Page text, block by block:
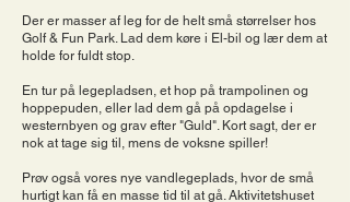
Der er masser af leg for de helt små størrelser hos
Golf & Fun Park. Lad dem køre i El-bil og lær dem at
holde for fuldt stop.
En tur på legepladsen, et hop på trampolinen og
hoppepuden, eller lad dem gå på opdagelse i
westernbyen og grav efter "Guld". Kort sagt, der er
nok at tage sig til, mens de voksne spiller!
Prøv også vores nye vandlegeplads, hvor de små
hurtigt kan få en masse tid til at gå. Aktivitetshuset